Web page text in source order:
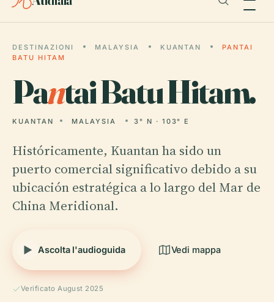
DESTINAZIONI MALAYSIA KUANTAN
PANTAI
BATU HITAM
Pantai Batu Hitam.
KUANTAN MALAYSIA 3° N · 103° E
Históricamente, Kuantan ha sido un
puerto comercial significativo debido a su
ubicación estratégica a lo largo del Mar de
China Meridional.
Ascolta l'audioguida Vedi mappa
Verificato August 2025